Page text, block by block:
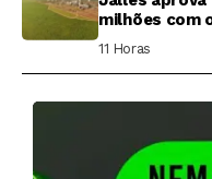
milhões com
11 Horas ⁮